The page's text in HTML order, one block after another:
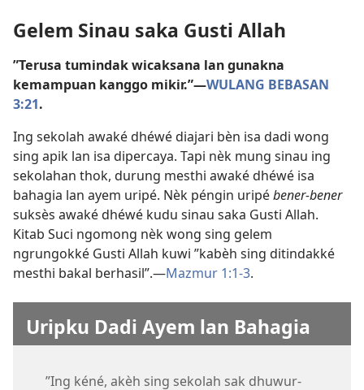
Gelem Sinau saka Gusti Allah
”Terusa tumindak wicaksana lan gunakna
kemampuan kanggo mikir.”​—WULANG BEBASAN
3:21.
Ing sekolah awaké dhéwé diajari bèn isa dadi wong
sing apik lan isa dipercaya. Tapi nèk mung sinau ing
sekolahan thok, durung mesthi awaké dhéwé isa
bahagia lan ayem uripé. Nèk péngin uripébener-bener
suksès awaké dhéwé kudu sinau saka Gusti Allah.
Kitab Suci ngomong nèk wong sing gelem
ngrungokké Gusti Allah kuwi ”kabèh sing ditindakké
mesthi bakal berhasil”.​—Mazmur 1:1-3.
Uripku Dadi Ayem lan Bahagia
”Ing kéné, akèh sing sekolah sak dhuwur-